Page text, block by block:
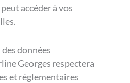
accéder à vos
données
Georges respectera
et réglementaires